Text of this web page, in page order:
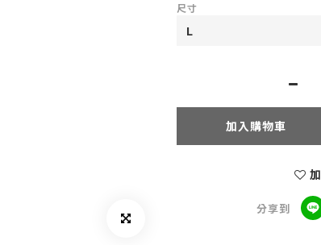
尺寸
加入購物車
分享到